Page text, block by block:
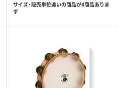
サイズ・販売単位違いの商品が4商品ありま
す